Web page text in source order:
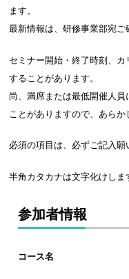
ます。
最新情報は、研修事業部宛
セミナー開始・終了時刻、
することがあります。
尚、満席または最低開催人
ことがありますので、あらか
必須の項目は、必ずご記入願
半角カタカナは文字化けしま
参加者情報
コース名